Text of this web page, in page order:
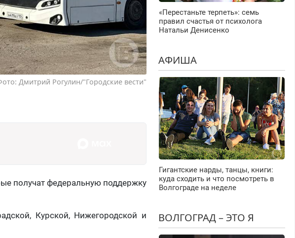
Дмитрий Рогулин/"Городские вести"
получат федеральную поддержку
Курской, Нижегородской и
«Перестаньте терпеть»: семь
правил счастья от психолога
Натальи Денисенко
АФИША
Гигантские нарды, танцы, книги:
куда сходить и что посмотреть в
Волгограде на неделе
ВОЛГОГРАД – ЭТО Я